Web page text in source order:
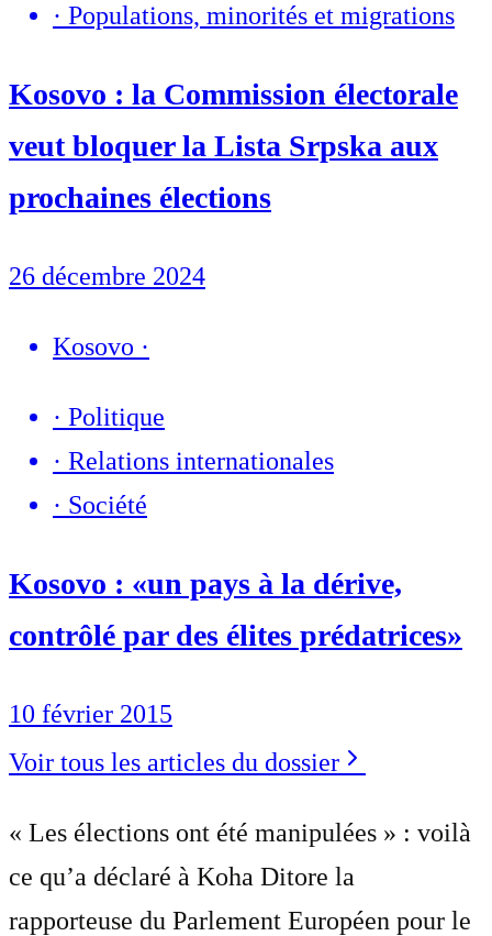
· Populations, minorités et migrations
Kosovo : la Commission électorale
veut bloquer la Lista Srpska aux
prochaines élections
26 décembre 2024
Kosovo ·
· Politique
· Relations internationales
· Société
Kosovo : «un pays à la dérive,
contrôlé par des élites prédatrices»
10 février 2015
Voir tous les articles du dossier
« Les élections ont été manipulées » : voilà
ce qu’a déclaré à Koha Ditore la
rapporteuse du Parlement Européen pour le